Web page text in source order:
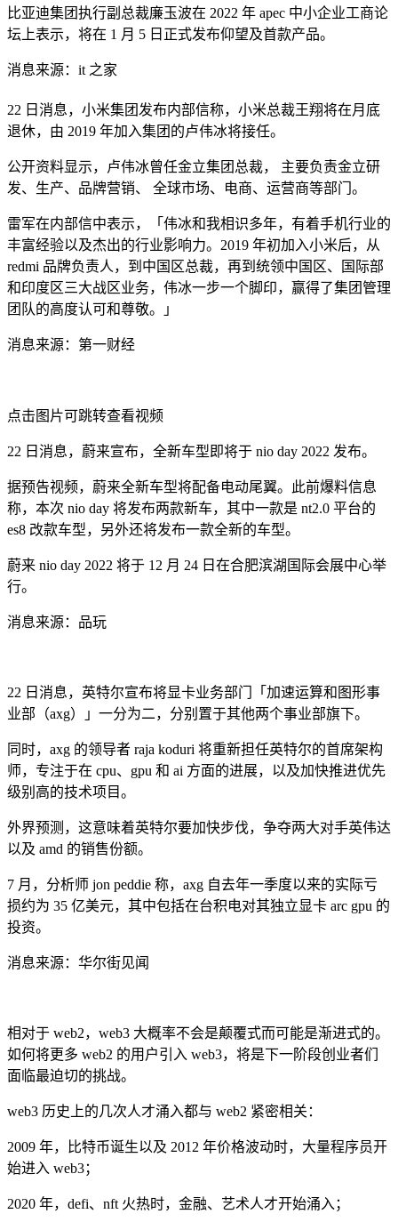
比亚迪集团执行副总裁廉玉波在 2022 年 apec 中小企业工商论
坛上表示，将在 1 月 5 日正式发布仰望及首款产品。
消息来源：it 之家
22 日消息，小米集团发布内部信称，小米总裁王翔将在月底
退休，由 2019 年加入集团的卢伟冰将接任。
公开资料显示，卢伟冰曾任金立集团总裁， 主要负责金立研
发、生产、品牌营销、 全球市场、电商、运营商等部门。
雷军在内部信中表示，「伟冰和我相识多年，有着手机行业的
丰富经验以及杰出的行业影响力。2019 年初加入小米后，从
redmi 品牌负责人，到中国区总裁，再到统领中国区、国际部
和印度区三大战区业务，伟冰一步一个脚印，赢得了集团管理
团队的高度认可和尊敬。」
消息来源：第一财经
点击图片可跳转查看视频
22 日消息，蔚来宣布，全新车型即将于 nio day 2022 发布。
据预告视频，蔚来全新车型将配备电动尾翼。此前爆料信息
称，本次 nio day 将发布两款新车，其中一款是 nt2.0 平台的
es8 改款车型，另外还将发布一款全新的车型。
蔚来 nio day 2022 将于 12 月 24 日在合肥滨湖国际会展中心举
行。
消息来源：品玩
22 日消息，英特尔宣布将显卡业务部门「加速运算和图形事
业部（axg）」一分为二，分别置于其他两个事业部旗下。
同时，axg 的领导者 raja koduri 将重新担任英特尔的首席架构
师，专注于在 cpu、gpu 和 ai 方面的进展，以及加快推进优先
级别高的技术项目。
外界预测，这意味着英特尔要加快步伐，争夺两大对手英伟达
以及 amd 的销售份额。
7 月，分析师 jon peddie 称，axg 自去年一季度以来的实际亏
损约为 35 亿美元，其中包括在台积电对其独立显卡 arc gpu 的
投资。
消息来源：华尔街见闻
相对于 web2，web3 大概率不会是颠覆式而可能是渐进式的。
如何将更多 web2 的用户引入 web3，将是下一阶段创业者们
面临最迫切的挑战。
web3 历史上的几次人才涌入都与 web2 紧密相关：
2009 年，比特币诞生以及 2012 年价格波动时，大量程序员开
始进入 web3；
2020 年，defi、nft 火热时，金融、艺术人才开始涌入；